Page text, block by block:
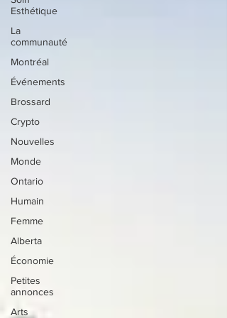
Esthétique
La
communauté
Montréal
Événements
Brossard
Crypto
Nouvelles
Monde
Ontario
Humain
Femme
Alberta
Économie
Petites
annonces
Arts